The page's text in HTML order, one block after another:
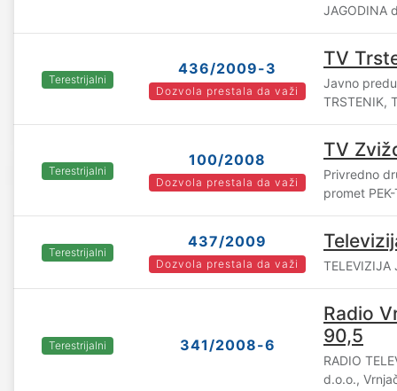
JAGODINA
Terestrijalni
436/2009-3
Dozvola prestala da važi
TV
Javno
TRSTENIK,
Terestrijalni
100/2008
Dozvola prestala da važi
TV
Privredno
promet
Terestrijalni
437/2009
Dozvola prestala da važi TELEVIZIJA
Terestrijalni 341/2008-6
Radio
90,5
RADIO
d.o.o.,